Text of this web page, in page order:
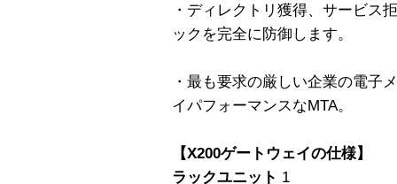
・ディレクトリ獲得、サービス
ックを完全に防御します。
・最も要求の厳しい企業の電子
イパフォーマンスなMTA。
【X200ゲートウェイの仕様】
ラックユニット 1